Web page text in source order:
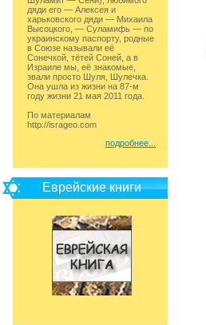
дяди его — Алексея и
харьковского дяди — Михаила
Высоцкого, — Суламифь — по
украинскому паспорту, родные
в Союзе называли её
Сонечкой, тётей Соней, а в
Израиле мы, её знакомые,
звали просто Шуля, Шулечка.
Она ушла из жизни на 87-м
году жизни 21 мая 2011 года.
По материалам
http://isrageo.com
подробнее...
Еврейские книги